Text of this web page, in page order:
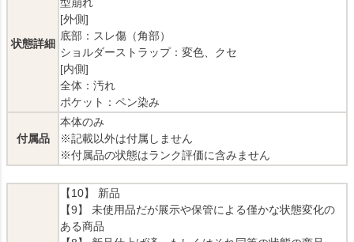
状態詳細
[外側]
底部：スレ傷（角部）
ショルダーストラップ：変色、クセ
[内側]
全体：汚れ
ポケット：ペン染み
付属品
本体のみ
※記載以外は付属しません
※付属品の状態はランク評価に含みません
【10】 新品
【9】 未使用品だが展示や保管による僅かな状態変化の
ある商品